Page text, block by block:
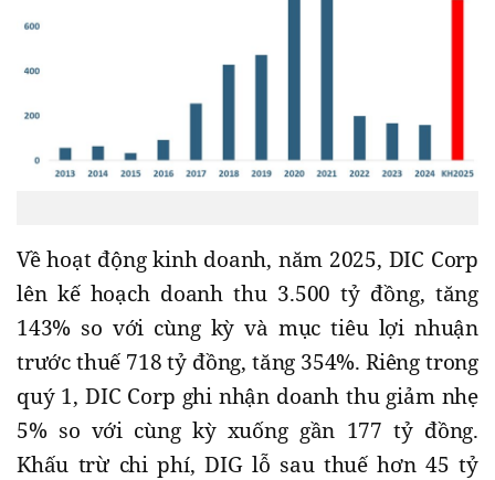
Về hoạt động kinh doanh, năm 2025, DIC Corp
lên kế hoạch doanh thu 3.500 tỷ đồng, tăng
143% so với cùng kỳ và mục tiêu lợi nhuận
trước thuế 718 tỷ đồng, tăng 354%. Riêng trong
quý 1, DIC Corp ghi nhận doanh thu giảm nhẹ
5% so với cùng kỳ xuống gần 177 tỷ đồng.
Khấu trừ chi phí, DIG lỗ sau thuế hơn 45 tỷ